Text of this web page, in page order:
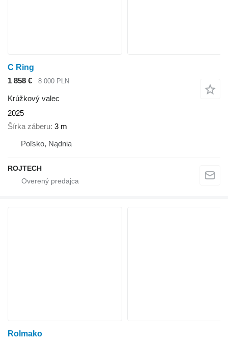
C Ring
1 858 €
8 000 PLN
Krúžkový valec
2025
Šírka záberu 3 m
Poľsko, Nądnia
ROJTECH
Rolmako